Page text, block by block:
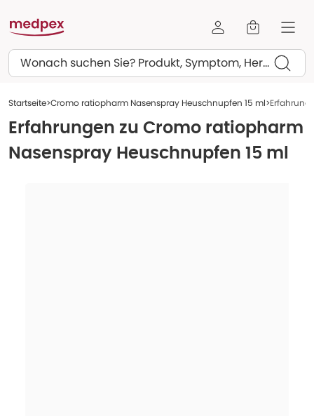
Suchen
Startseite Cromo ratiopharm Nasenspray Heuschnupfen 15 ml
Erfahrungen zu Cromo ratiopharm
Nasenspray Heuschnupfen 15 ml